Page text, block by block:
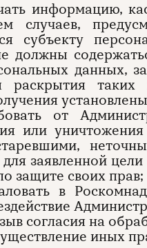
информацию,
случаев,
субъекту
должны
данных,
раскрытия
от
или
заявленной
защите своих прав;
в
согласия на
иных